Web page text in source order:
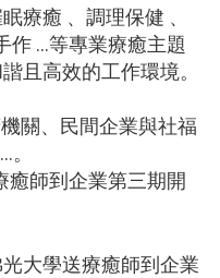
療癒 、調理保健 、
作 ...等專業療癒主題
且高效的工作環境。
關、民間企業與社福
癒師到企業第三期開
大學送療癒師到企業